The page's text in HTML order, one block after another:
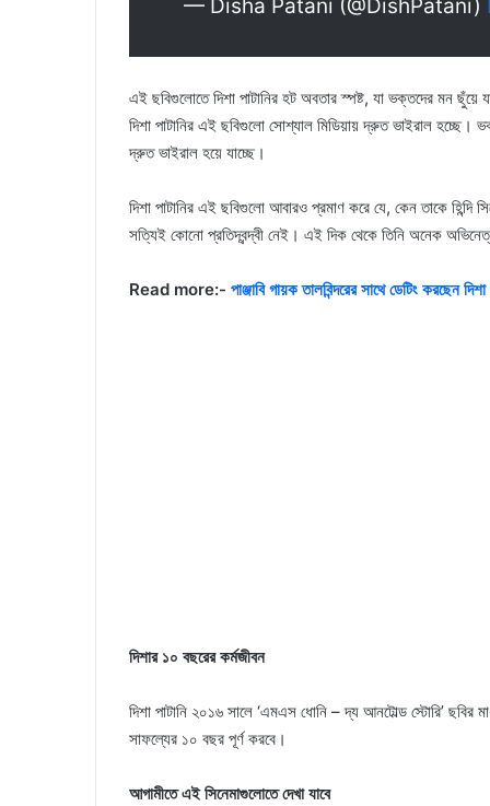
— Disha Patani (@DishPatani)
এই ছবিগুলোতে দিশা পাটানির হট অবতার স্পষ্ট, যা ভক্তদের মন
দিশা পাটানির এই ছবিগুলো সোশ্যাল মিডিয়ায় দ্রুত ভাইরাল
দ্রুত ভাইরাল হয়ে যাচ্ছে।
দিশা পাটানির এই ছবিগুলো আবারও প্রমাণ করে যে, কেন তাকে হিন্দি
সত্যিই কোনো প্রতিদ্বন্দ্বী নেই। এই দিক থেকে তিনি অনেক
Read more:- পাঞ্জাবি গায়ক তালবিন্দরের সাথে ডেটিং করছেন
দিশার ১০ বছরের কর্মজীবন
দিশা পাটানি ২০১৬ সালে ‘এমএস ধোনি – দ্য আনটোল্ড স্টোরি’ ছবির
সাফল্যের ১০ বছর পূর্ণ করবে।
আগামীতে এই সিনেমাগুলোতে দেখা যাবে